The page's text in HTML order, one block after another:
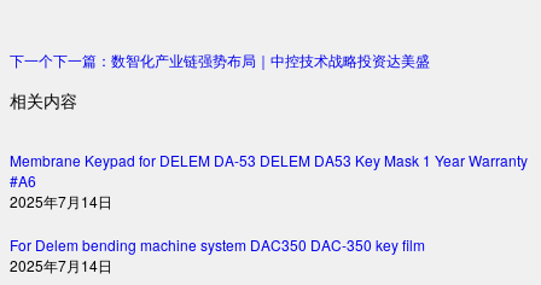
下一个下一篇： 数智化产业链强势布局｜中控技术战略投资达美盛
相关内容
Membrane Keypad for DELEM DA-53 DELEM DA53 Key Mask 1 Year Warranty
#A6
2025年7月14日
For Delem bending machine system DAC350 DAC-350 key film
2025年7月14日